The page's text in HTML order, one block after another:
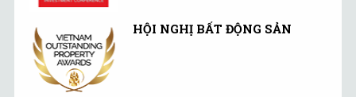
HỘI NGHỊ BẤT ĐỘNG SẢN